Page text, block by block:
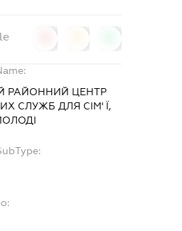
РАЙОННИЙ ЦЕНТР
СЛУЖБ ДЛЯ СІМ' Ї,